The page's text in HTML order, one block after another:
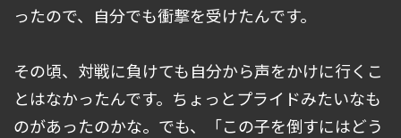
ったので、自分でも衝撃を受けたんです。
その頃、対戦に負けても自分から声をかけに行くこ
とはなかったんです。ちょっとプライドみたいなも
のがあったのかな。でも、「この子を倒すにはどう